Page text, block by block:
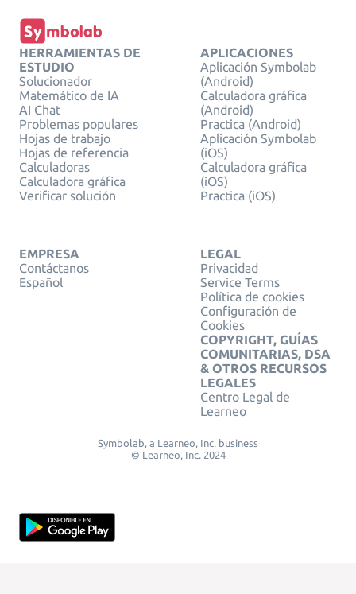
HERRAMIENTAS DE
ESTUDIO
Solucionador
Matemático de IA
AI Chat
Problemas populares
Hojas de trabajo
Hojas de referencia
Calculadoras
Calculadora gráfica
Verificar solución
APLICACIONES
Aplicación Symbolab
(Android)
Calculadora gráfica
(Android)
Practica (Android)
Aplicación Symbolab
(iOS)
Calculadora gráfica
(iOS)
Practica (iOS)
EMPRESA
Contáctanos
Español
LEGAL
Privacidad
Service Terms
Política de cookies
Configuración de
Cookies
COPYRIGHT, GUÍAS
COMUNITARIAS, DSA
& OTROS RECURSOS
LEGALES
Centro Legal de
Learneo
Symbolab, a Learneo, Inc. business
© Learneo, Inc. 2024